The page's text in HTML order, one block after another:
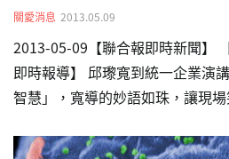
關愛消息 2013.05.09
2013-05-09【聯合報即時新聞】
即時報導】 邱瓈寬到統一企業演
智慧」，寬導的妙語如珠，讓現
道寬導一直有為關愛之家默默捐